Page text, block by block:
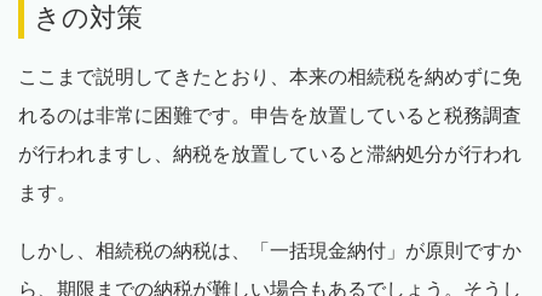
きの対策
ここまで説明してきたとおり、本来の相続税を納めずに免
れるのは非常に困難です。申告を放置していると税務調査
が行われますし、納税を放置していると滞納処分が行われ
ます。
しかし、相続税の納税は、「一括現金納付」が原則ですか
ら、期限までの納税が難しい場合もあるでしょう。そうし